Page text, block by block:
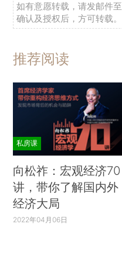
如有意愿转载，请发邮件至
确认及授权后，方可转载。
推荐阅读
私房课
向松祚：宏观经济70
讲，带你了解国内外
经济大局
2022年04月06日